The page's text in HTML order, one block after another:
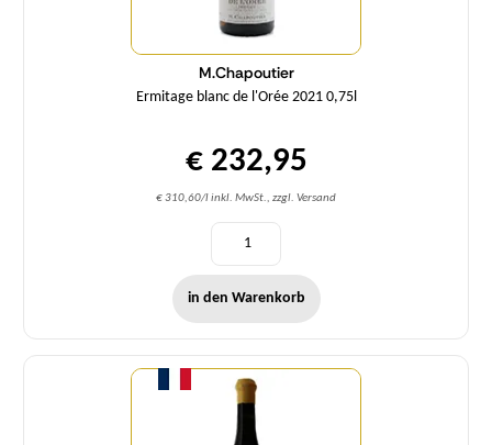
M.Chapoutier
Ermitage blanc de l'Orée 2021 0,75l
€ 232,95
€ 310,60/l inkl. MwSt., zzgl. Versand
in den Warenkorb
Menge